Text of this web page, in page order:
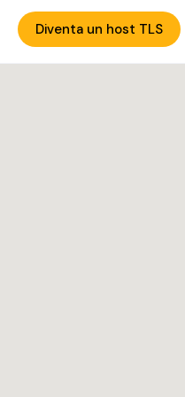
Diventa un host TLS